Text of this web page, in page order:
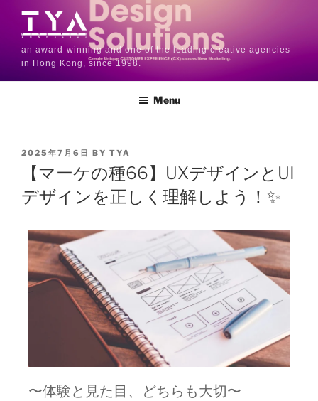
an award-winning and one of the leading creative agencies
in Hong Kong, since 1998.
Menu
2025年7月6日 BY TYA
【マーケの種66】UXデザインとUI
デザインを正しく理解しよう！✨
〜体験と見た目、どちらも大切〜